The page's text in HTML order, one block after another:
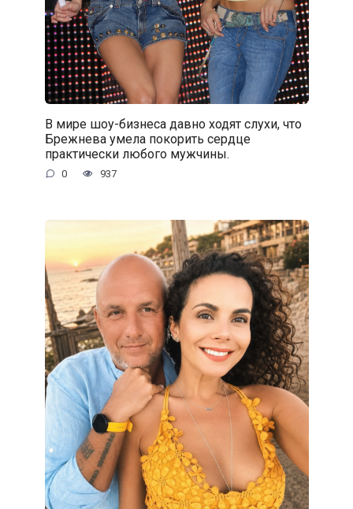
В мире шоу-бизнеса давно ходят слухи, что
Брежнева умела покорить сердце
практически любого мужчины.
0 937